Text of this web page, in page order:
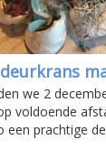
we 2
voldoende
een prachtige